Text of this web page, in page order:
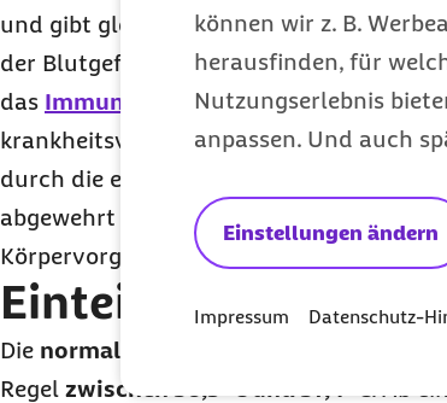
können wir z. B.
herausfinden, für
Nutzungserlebnis
anpassen. Und auch
Einstellungen ändern
Impressum Datenschutz-
und gibt gleichzeitig weniger Wärme ab
der Blutgefäße in der Haut). Die
das Immunsystemdabei,
krankheitsverursachende Eindringlinge
durch die erhöhte Körpertemperatur
abgewehrt werden. Zudem
Körpervorgänge, und Abwehrzellen
Einteilung: Ab wann
Die normale Körpertemperatur
Regel zwischen 36,5 °C und 37,4 °C